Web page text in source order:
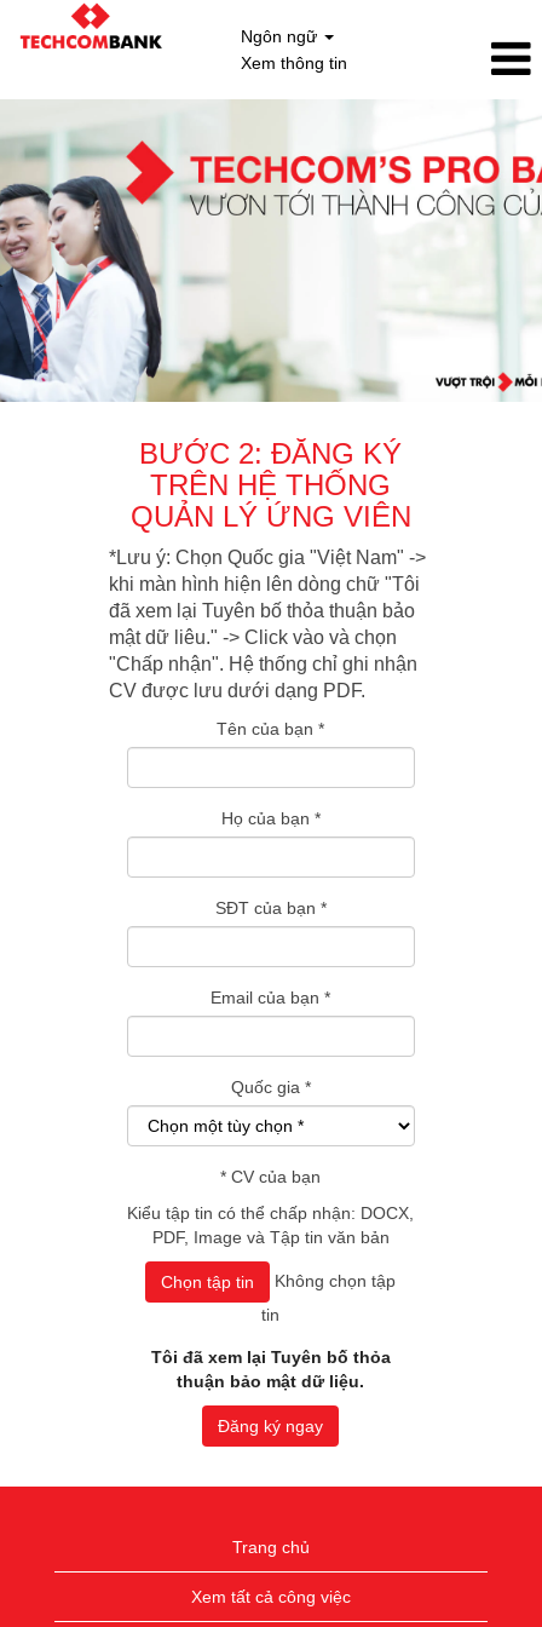
Ngôn ngữ
Xem thông tin
BƯỚC 2: ĐĂNG KÝ
TRÊN HỆ THỐNG
QUẢN LÝ ỨNG VIÊN
*Lưu ý: Chọn Quốc gia "Việt Nam" ->
khi màn hình hiện lên dòng chữ "Tôi
đã xem lại Tuyên bố thỏa thuận bảo
mật dữ liêu." -> Click vào và chọn
"Chấp nhận". Hệ thống chỉ ghi nhận
CV được lưu dưới dạng PDF.
Tên của bạn*
Họ của bạn *
SĐT của bạn *
Email của bạn*
Quốc gia *
* CV của bạn
Kiểu tập tin có thể chấp nhận: DOCX,
PDF, Image và Tập tin văn bản
Chọn tập tin
Không chọn tập
tin
Tôi đã xem lại Tuyên bố thỏa
thuận bảo mật dữ liệu.
Đăng ký ngay
Trang chủ
Xem tất cả công việc